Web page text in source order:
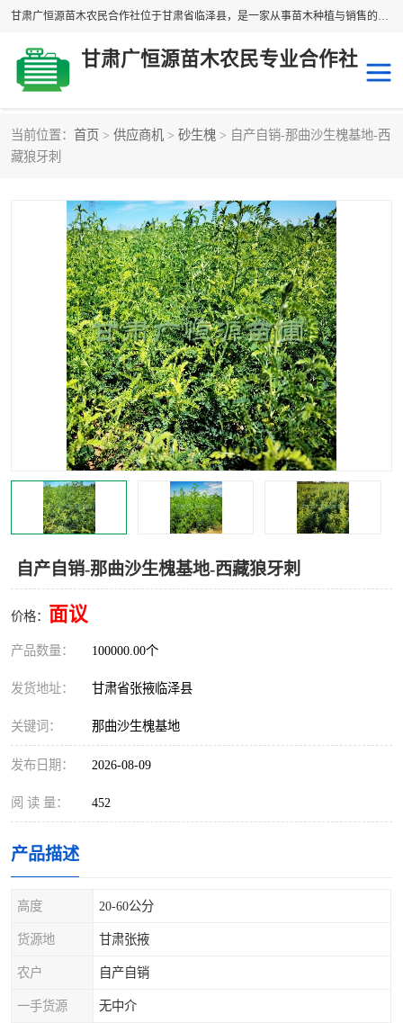
甘肃广恒源苗木农民合作社位于甘肃省临泽县，是一家从事苗木种植与销售的农民合作组织，合作社拥有苗木基地1500多亩，种植苗木品种40多个，年产各类苗木2000多万株。主营：白刺苗、红柳苗、梭梭苗等，我们以“种植一流的苗子，诚信经营”的经营理念，竭诚为每一位客户做优质的服务，欢迎来电咨询！
甘肃广恒源苗木农民专业合作社
当前位置： 首页 > 供应商机 > 砂生槐 > 自产自销-那曲沙生槐基地-西
藏狼牙刺
自产自销-那曲沙生槐基地-西藏狼牙刺
价格： 面议
产品数量： 100000.00个
发货地址： 甘肃省张掖临泽县
关键词： 那曲沙生槐基地
发布日期： 2026-08-09
阅 读 量： 452
产品描述
高度 20-60公分
货源地 甘肃张掖
农户 自产自销
一手货源 无中介
新疆杨
圆冠榆 柠条
白刺苗
沙枣树 红柳苗
沙棘苗 柽柳苗
砂生槐 四翅滨藜